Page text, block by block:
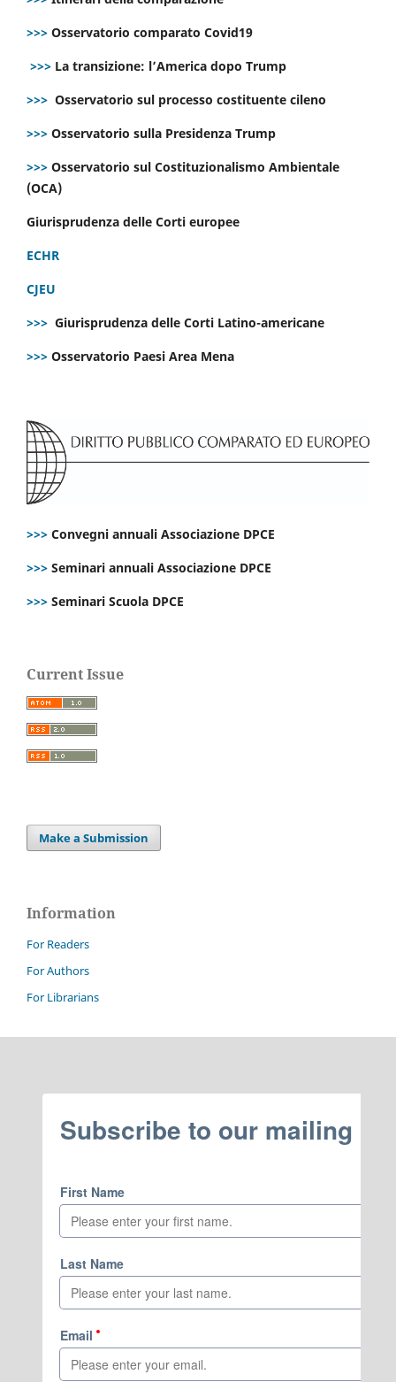
>>> Osservatorio comparato Covid19
>>> La transizione: l’America dopo Trump
>>> Osservatorio sul processo costituente cileno
>>> Osservatorio sulla Presidenza Trump
>>> Osservatorio sul Costituzionalismo Ambientale
(OCA)
Giurisprudenza delle Corti europee
ECHR
CJEU
>>> Giurisprudenza delle Corti Latino-americane
>>> Osservatorio Paesi Area Mena
>>> Convegni annuali Associazione DPCE
>>> Seminari annuali Associazione DPCE
>>> Seminari Scuola DPCE
Current Issue
Make a Submission
Information
For Readers
For Authors
For Librarians